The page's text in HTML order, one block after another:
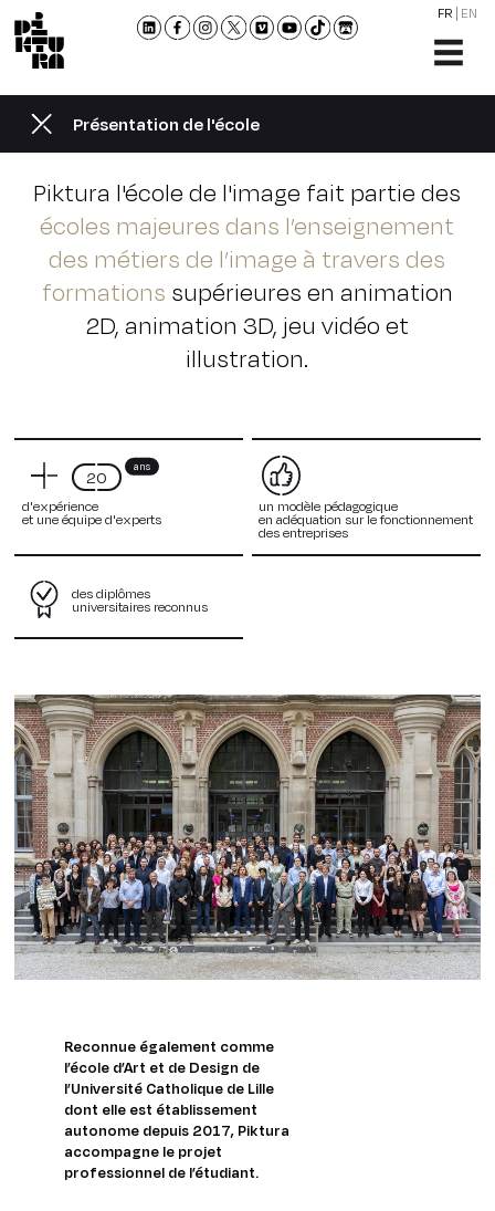
FR EN
NOUS
ET
Présentation de l'école
Piktura l'école de l'image fait partie des
écoles majeures dans l’enseignement
des métiers de l’image à travers des
formations supérieures en animation
2D, animation 3D, jeu vidéo et
illustration.
20 ans
d'expérience
et une équipe d'experts
un modèle pédagogique
en adéquation sur le fonctionnement
des entreprises
des diplômes
universitaires reconnus
Reconnue également comme
l’école d’Art et de Design de
l’Université Catholique de Lille
dont elle est établissement
autonome depuis 2017, Piktura
accompagne le projet
professionnel de l’étudiant.